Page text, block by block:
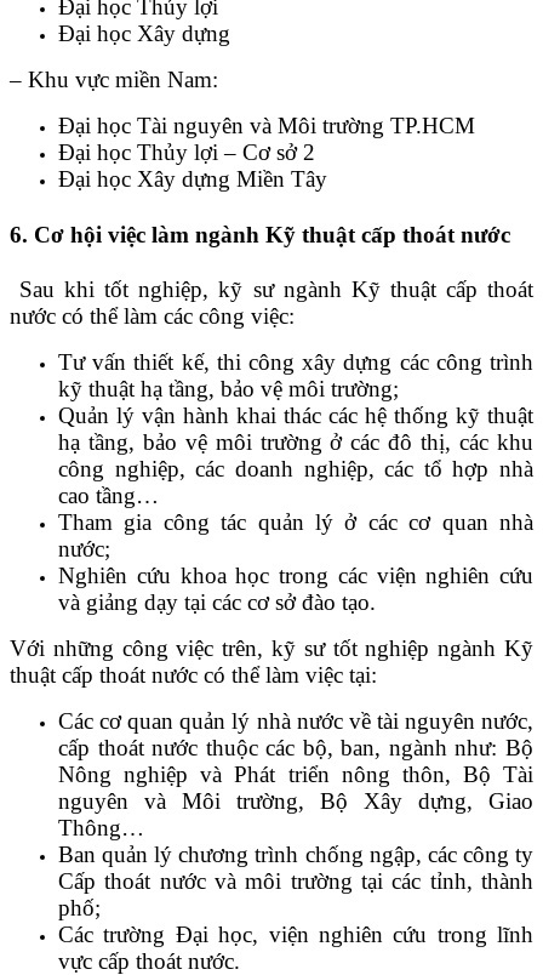
Đại học Thủy lợi
Đại học Xây dựng
– Khu vực miền Nam:
Đại học Tài nguyên và Môi trường TP.HCM
Đại học Thủy lợi – Cơ sở 2
Đại học Xây dựng Miền Tây
6. Cơ hội việc làm ngành Kỹ thuật cấp thoát nước
Sau khi tốt nghiệp, kỹ sư ngành Kỹ thuật cấp thoát
nước có thể làm các công việc:
Tư vấn thiết kế, thi công xây dựng các công trình
kỹ thuật hạ tầng, bảo vệ môi trường;
Quản lý vận hành khai thác các hệ thống kỹ thuật
hạ tầng, bảo vệ môi trường ở các đô thị, các khu
công nghiệp, các doanh nghiệp, các tổ hợp nhà
cao tầng…
Tham gia công tác quản lý ở các cơ quan nhà
nước;
Nghiên cứu khoa học trong các viện nghiên cứu
và giảng dạy tại các cơ sở đào tạo.
Với những công việc trên, kỹ sư tốt nghiệp ngành Kỹ
thuật cấp thoát nước có thể làm việc tại:
Các cơ quan quản lý nhà nước về tài nguyên nước,
cấp thoát nước thuộc các bộ, ban, ngành như: Bộ
Nông nghiệp và Phát triển nông thôn, Bộ Tài
nguyên và Môi trường, Bộ Xây dựng, Giao
Thông…
Ban quản lý chương trình chống ngập, các công ty
Cấp thoát nước và môi trường tại các tỉnh, thành
phố;
Các trường Đại học, viện nghiên cứu trong lĩnh
vực cấp thoát nước.